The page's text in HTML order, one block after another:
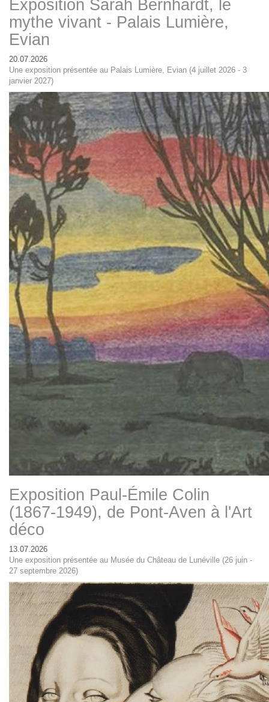
Exposition Sarah Bernhardt, le
mythe vivant - Palais Lumière,
Evian
20.07.2026
Une exposition présentée au Palais Lumière, Evian (4 juillet 2026 - 3
janvier 2027)
Exposition Paul-Émile Colin
(1867-1949), de Pont-Aven à l'Art
déco
13.07.2026
Une exposition présentée au Musée du Château de Lunéville (26 juin -
27 septembre 2026)